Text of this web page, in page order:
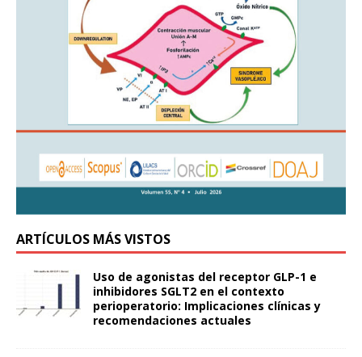
ARTÍCULOS MÁS VISTOS
Uso de agonistas del receptor GLP-1 e
inhibidores SGLT2 en el contexto
perioperatorio: Implicaciones clínicas y
recomendaciones actuales